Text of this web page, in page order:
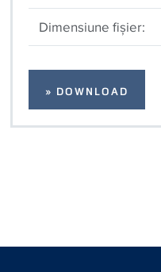
Dimensiune fişier:
» DOWNLOAD